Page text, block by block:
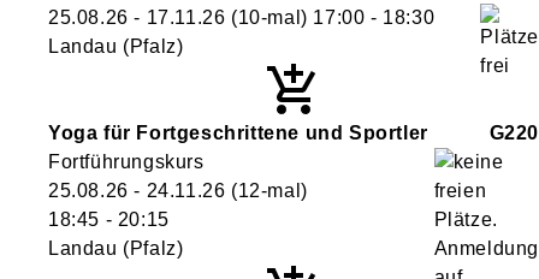
25.08.26 - 17.11.26 (10-mal) 17:00 - 18:30
Landau (Pfalz)
Yoga für Fortgeschrittene und Sportler
G220
Fortführungskurs
25.08.26 - 24.11.26 (12-mal)
18:45 - 20:15
Landau (Pfalz)